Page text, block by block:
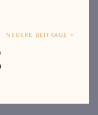
NEUERE BEITRÄGE >